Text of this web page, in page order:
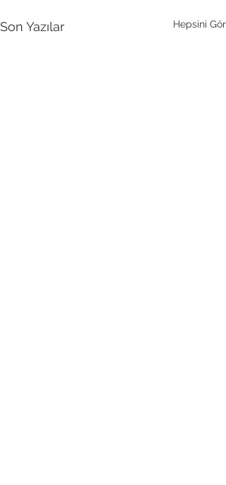
Son Yazılar Hepsini Gör